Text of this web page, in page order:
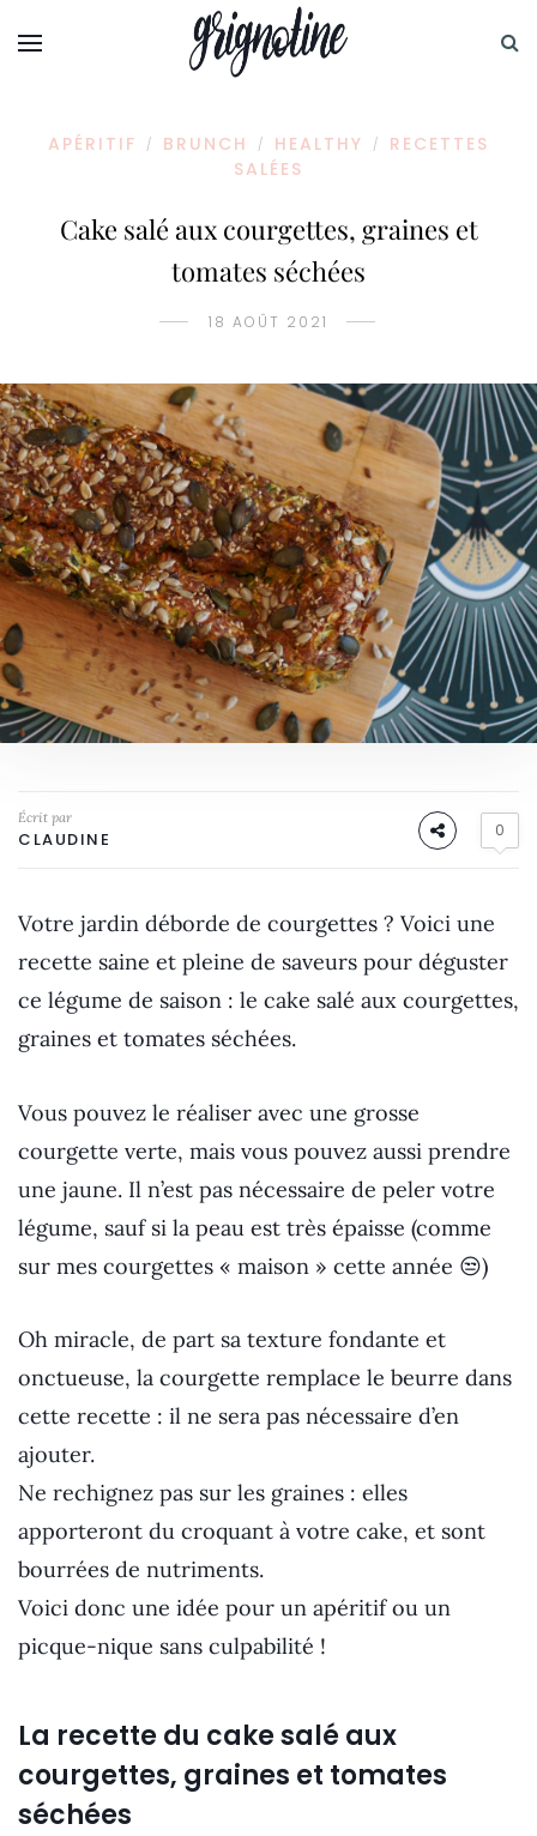
APÉRITIF / BRUNCH / HEALTHY /
RECETTES
SALÉES
Cake salé aux courgettes, graines et
tomates séchées
18 AOÛT 2021
Écrit par
CLAUDINE 0
Votre jardin déborde de courgettes ? Voici une
recette saine et pleine de saveurs pour déguster
ce légume de saison : le cake salé aux courgettes,
graines et tomates séchées.
Vous pouvez le réaliser avec une grosse
courgette verte, mais vous pouvez aussi prendre
une jaune. Il n’est pas nécessaire de peler votre
légume, sauf si la peau est très épaisse (comme
sur mes courgettes « maison » cette année 😒)
Oh miracle, de part sa texture fondante et
onctueuse, la courgette remplace le beurre dans
cette recette : il ne sera pas nécessaire d’en
ajouter.
Ne rechignez pas sur les graines : elles
apporteront du croquant à votre cake, et sont
bourrées de nutriments.
Voici donc une idée pour un apéritif ou un
picque-nique sans culpabilité !
La recette du cake salé aux
courgettes, graines et tomates
séchées